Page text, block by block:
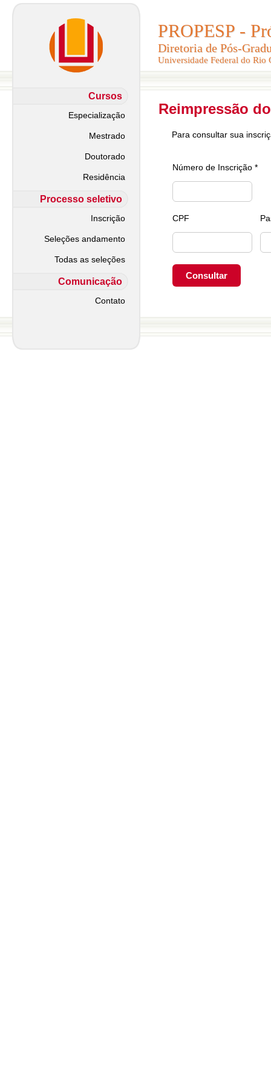
PROPESP -
Diretoria de Pós-
Universidade Federal do Rio
PROPESP -
Diretoria de Pós-
Universidade Federal do Rio
Cursos
Especialização
Mestrado
Doutorado
Residência
Processo seletivo
Inscrição
Seleções andamento
Todas as seleções
Comunicação
Contato
Reimpressão
Para consultar sua
Número de Inscrição *
CPF